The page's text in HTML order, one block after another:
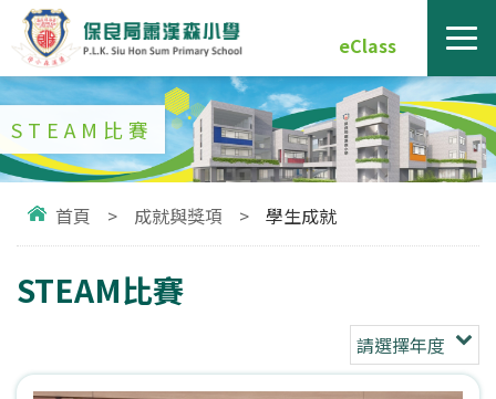
eClass
STEAM比賽
首頁 > 成就與獎項 > 學生成就
STEAM比賽
請選擇年度